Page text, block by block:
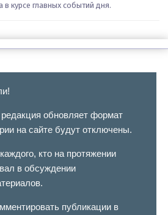
в курсе главных событий дня.
обновляет формат
на сайте будут отключены.
кто на протяжении
в обсуждении
публикации в